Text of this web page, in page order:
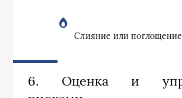
Слияние или
6. Оценка и